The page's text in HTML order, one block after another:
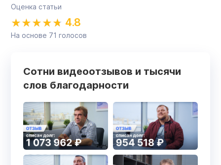
Оценка статьи
4.8
На основе 71 голосов
Сотни видеоотзывов и тысячи
слов благодарности